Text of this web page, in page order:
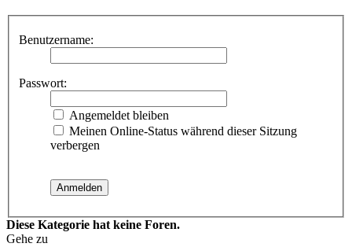
Benutzername:
Passwort:
Angemeldet bleiben
Meinen Online-Status während dieser Sitzung
verbergen
Diese Kategorie hat keine Foren.
Gehe zu